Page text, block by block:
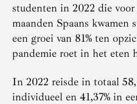
studenten in 2022 die
maanden Spaans kwamen
een groei van 81% ten
pandemie roet in het eten
In 2022 reisde in totaal
individueel en 41,37% in